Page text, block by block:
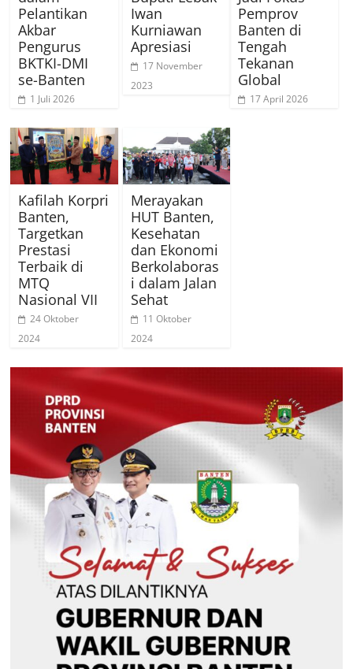
Pelantikan
Akbar
Pengurus
BKTKI-DMI
se-Banten
1 Juli 2026
Iwan
Kurniawan
Apresiasi
17 November
2023
Pemprov
Banten di
Tengah
Tekanan
Global
17 April 2026
Kafilah Korpri
Banten,
Targetkan
Prestasi
Terbaik di
MTQ
Nasional VII
24 Oktober
2024
Merayakan
HUT Banten,
Kesehatan
dan Ekonomi
Berkolaboras
i dalam Jalan
Sehat
11 Oktober
2024